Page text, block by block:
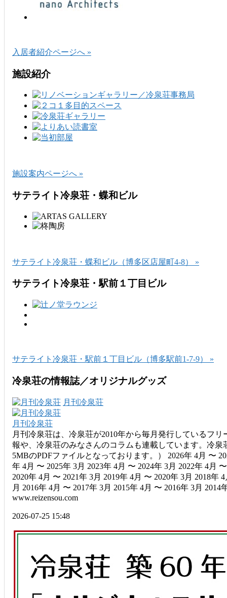
入居者紹介ページへ »
施設紹介
施設案内ページへ »
サテライト冷泉荘・蝶和ビル
サテライト冷泉荘・蝶和ビル（博多区店屋町4-8） »
サテライト冷泉荘・駅前１丁目ビル
サテライト冷泉荘・駅前１丁目ビル（博多駅前1-7-9） »
冷泉荘の情報誌／オリジナルグッズ
月刊冷泉荘
月刊冷泉荘
月刊冷泉荘は、冷泉荘が2010年から毎月発行しているフ
報や、冷泉荘のみなさんのコラムも連載しています。冷
5MBのPDFファイルとなっております。） 2026年 4月 〜
年 4月 〜 2025年 3月 2023年 4月 〜 2024年 3月 2022年 4月
2020年 4月 〜 2021年 3月 2019年 4月 〜 2020年 3月 2018年
月 2016年 4月 〜 2017年 3月 2015年 4月 〜 2016年 3月 2014
www.reizensou.com
2026-07-25 15:48